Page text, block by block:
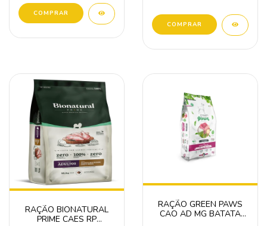
RAÇÃO BIONATURAL
PRIME CAES RP
RAÇÃO GREEN PAWS
CAO AD MG BATATA